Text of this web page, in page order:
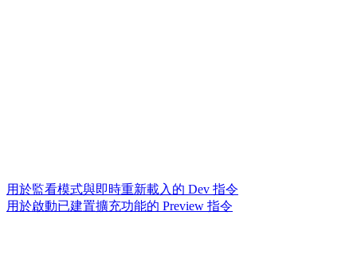
用於監看模式與即時重新載入的 Dev 指令
用於啟動已建置擴充功能的 Preview 指令